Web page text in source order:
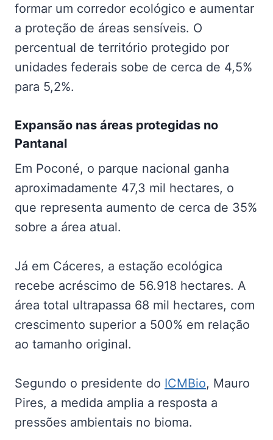
formar um corredor ecológico e aumentar
a proteção de áreas sensíveis. O
percentual de território protegido por
unidades federais sobe de cerca de 4,5%
para 5,2%.
Expansão nas áreas protegidas no
Pantanal
Em Poconé, o parque nacional ganha
aproximadamente 47,3 mil hectares, o
que representa aumento de cerca de 35%
sobre a área atual.
Já em Cáceres, a estação ecológica
recebe acréscimo de 56.918 hectares. A
área total ultrapassa 68 mil hectares, com
crescimento superior a 500% em relação
ao tamanho original.
Segundo o presidente do ICMBio, Mauro
Pires, a medida amplia a resposta a
pressões ambientais no bioma.